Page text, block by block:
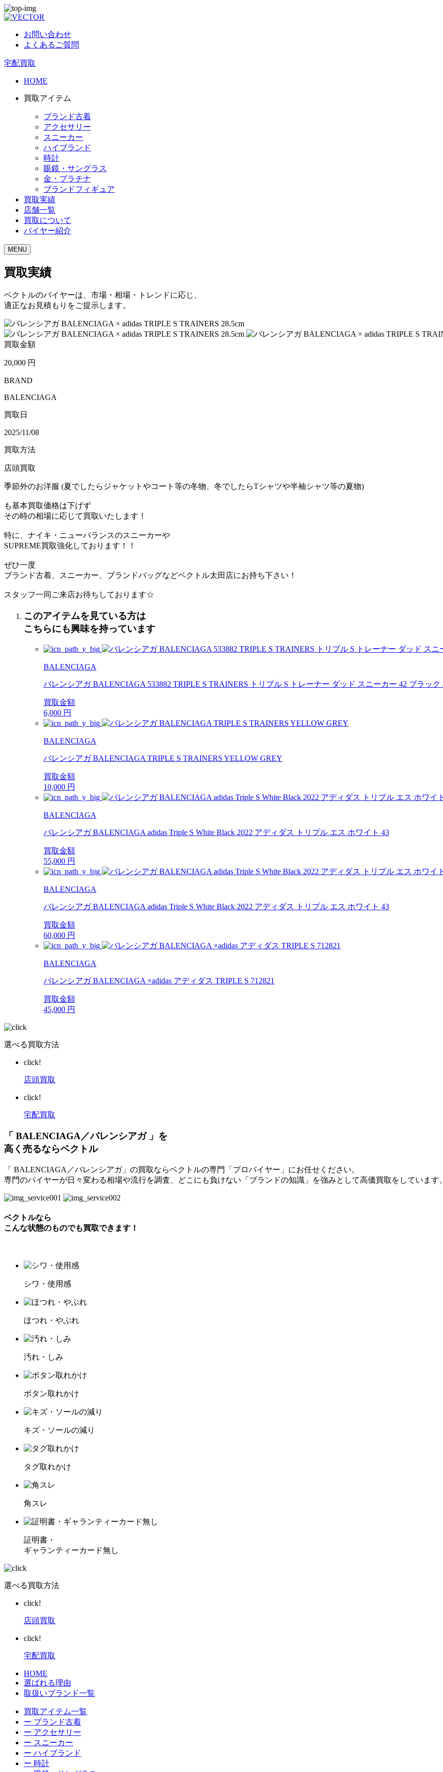
お問い合わせ
よくあるご質問
宅配買取
HOME
買取アイテム
ブランド古着
アクセサリー
スニーカー
ハイブランド
時計
眼鏡・サングラス
金・プラチナ
ブランドフィギュア
買取実績
店舗一覧
買取について
バイヤー紹介
MENU
買取実績
ベクトルのバイヤーは、市場・相場・トレンドに応じ、
適正なお見積もりをご提示します。
買取金額
20,000 円
BRAND
BALENCIAGA
買取日
2025/11/08
買取方法
店頭買取
季節外のお洋服 (夏でしたらジャケットやコート等の冬物、冬でしたらTシャツや半袖シャツ等の夏物)
も基本買取価格は下げず
その時の相場に応じて買取いたします！
特に、ナイキ・ニューバランスのスニーカーや
SUPREME買取強化しております！！
ぜひ一度
ブランド古着、スニーカー、ブランドバッグなどベクトル太田店にお持ち下さい！
スタッフ一同ご来店お待ちしております☆
このアイテムを見ている方は
こちらにも興味を持っています
BALENCIAGA
バレンシアガ BALENCIAGA 533882 TRIPLE S TRAINERS トリプル S トレーナー ダッド スニーカー 42 ブラック
買取金額
6,000 円
BALENCIAGA
バレンシアガ BALENCIAGA TRIPLE S TRAINERS YELLOW GREY
買取金額
10,000 円
BALENCIAGA
バレンシアガ BALENCIAGA adidas Triple S White Black 2022 アディダス トリプル エス ホワイト 43
買取金額
55,000 円
BALENCIAGA
バレンシアガ BALENCIAGA adidas Triple S White Black 2022 アディダス トリプル エス ホワイト 43
買取金額
60,000 円
BALENCIAGA
バレンシアガ BALENCIAGA ×adidas アディダス TRIPLE S 712821
買取金額
45,000 円
選べる買取方法
click!
店頭買取
click!
宅配買取
「 BALENCIAGA／バレンシアガ 」を
高く売るならベクトル
「 BALENCIAGA／バレンシアガ」の買取ならベクトルの専門「プロバイヤー」にお任せください。
専門のバイヤーが日々変わる相場や流行を調査、どこにも負けない「ブランドの知識」を強みとして高価買取をしています
ベクトルなら
こんな状態のものでも買取できます！
シワ・使用感
ほつれ・やぶれ
汚れ・しみ
ボタン取れかけ
キズ・ソールの減り
タグ取れかけ
角スレ
証明書・
ギャランティーカード無し
選べる買取方法
click!
店頭買取
click!
宅配買取
HOME
選ばれる理由
取扱いブランド一覧
買取アイテム一覧
ー ブランド古着
ー アクセサリー
ー スニーカー
ー ハイブランド
ー 時計